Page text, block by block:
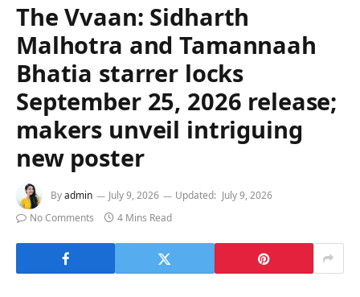
The Vvaan: Sidharth
Malhotra and Tamannaah
Bhatia starrer locks
September 25, 2026 release;
makers unveil intriguing
new poster
Byadmin July 9, 2026 Updated: July 9, 2026
No Comments
4 Mins Read